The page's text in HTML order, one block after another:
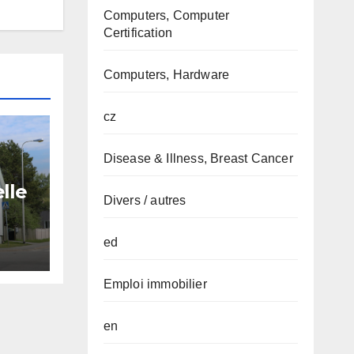
les
Computers, Computer
Certification
Computers, Hardware
cz
Disease & Illness, Breast Cancer
Divers / autres
ed
Emploi immobilier
en